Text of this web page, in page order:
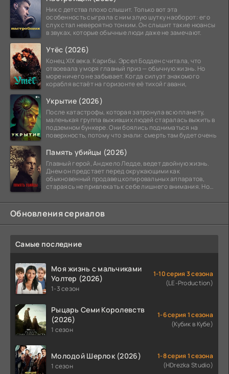
Ник с детства плохо слышит. Только вот эта
особенность сыграла с ним злую шутку наоборот: его
слух стал невероятно тонким. Он слышит такие нюансы
в звуках, которые обычные люди даже не замечают.
Утёс (2026)
Конец XIX века. Карибы. Эрсел Бодден считала, что
отвоевала у моря главный приз — обычную жизнь. Но
море ничего не забывает. Когда силуэт знакомого
корабля встаёт на горизонте её тихой гавани,
Укрытие (2026)
После катастрофы, которая затронула всю планету,
маленькая группа выживших людей старалась выжить в
подземном бункере. Они боялись подниматься на
поверхность, потому что знали: смерть там будет очень
Память убийцы (2026)
Главный герой, Анджело Ледде, ведет двойную жизнь.
Днем он предстает перед окружающими как
обыкновенный продавец копировальных аппаратов,
стараясь не привлекать к себе лишнего внимания. Но
Обновления сериалов
Самые последние
Моя жизнь с мальчиками
Уолтер (2026)
1-3 сезон
1-10 серия 3 сезона
(LE-Production)
Рыцарь Семи Королевств
(2026)
1 сезон
1-6 серия 1 сезона
(Кубик в Кубе)
Молодой Шерлок (2026)
1 сезон
1-8 серия 1 сезона
(HDrezka Studio)